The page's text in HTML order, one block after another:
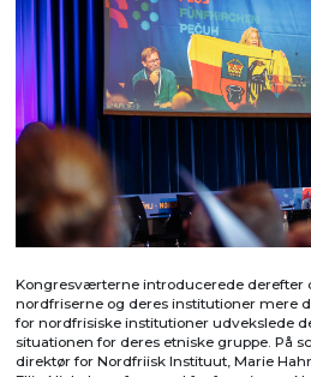
Kongresværterne introducerede derefter
nordfriserne og deres institutioner mere
for nordfrisiske institutioner udvekslede
situationen for deres etniske gruppe. På
direktør for Nordfriisk Instituut, Marie